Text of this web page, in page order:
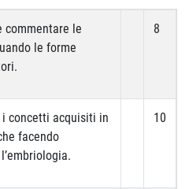
commentare le
le forme
8
i concetti acquisiti in
facendo
10